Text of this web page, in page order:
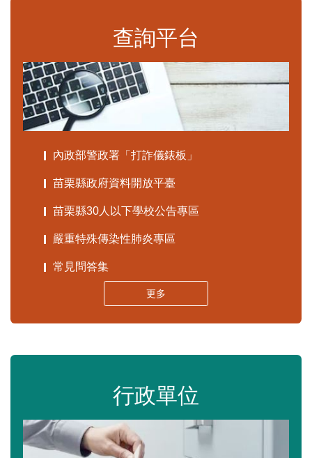
查詢平台
內政部警政署「打詐儀錶板」
苗栗縣政府資料開放平臺
苗栗縣30人以下學校公告專區
嚴重特殊傳染性肺炎專區
常見問答集
更多
行政單位